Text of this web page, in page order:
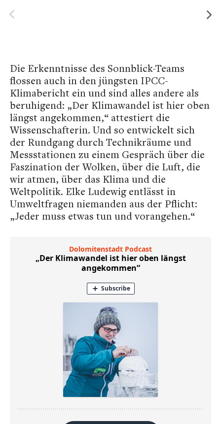
Die Erkenntnisse des Sonnblick-Teams
flossen auch in den jüngsten IPCC-
Klimabericht ein und sind alles andere als
beruhigend: „Der Klimawandel ist hier oben
längst angekommen,“ attestiert die
Wissenschafterin. Und so entwickelt sich
der Rundgang durch Technikräume und
Messstationen zu einem Gespräch über die
Faszination der Wolken, über die Luft, die
wir atmen, über das Klima und die
Weltpolitik. Elke Ludewig entlässt in
Umweltfragen niemanden aus der Pflicht:
„Jeder muss etwas tun und vorangehen.“